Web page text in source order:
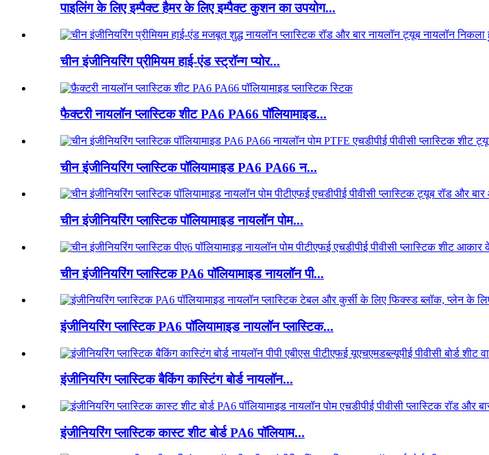
पाइलिंग के लिए इम्पैक्ट हैमर के लिए इम्पैक्ट कुशन का उपयोग...
चीन इंजीनियरिंग प्रीमियम हाई-एंड स्ट्रॉन्ग प्योर...
फैक्टरी नायलॉन प्लास्टिक शीट PA6 PA66 पॉलियामाइड...
चीन इंजीनियरिंग प्लास्टिक पॉलियामाइड PA6 PA66 न...
चीन इंजीनियरिंग प्लास्टिक पॉलियामाइड नायलॉन पोम...
चीन इंजीनियरिंग प्लास्टिक PA6 पॉलियामाइड नायलॉन पी...
इंजीनियरिंग प्लास्टिक PA6 पॉलियामाइड नायलॉन प्लास्टिक...
इंजीनियरिंग प्लास्टिक बैकिंग कास्टिंग बोर्ड नायलॉन...
इंजीनियरिंग प्लास्टिक कास्ट शीट बोर्ड PA6 पॉलियाम...